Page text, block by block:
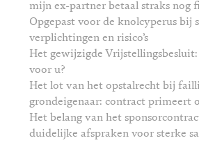
mijn ex-partner betaal straks nog
Opgepast voor de knolcyperus bij
verplichtingen en risico’s
Het gewijzigde
voor u?
Het lot van het opstalrecht bij
grondeigenaar: contract primeert
Het belang van het
duidelijke afspraken voor sterke